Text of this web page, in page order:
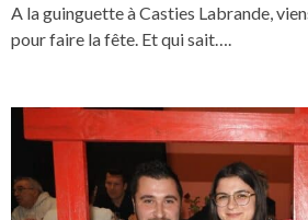
A la guinguette à Casties Labrande,
pour faire la fête. Et qui sait….